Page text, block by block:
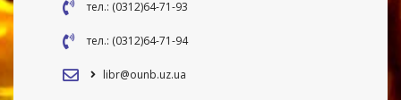
тел.: (0312)64-71-93
тел.: (0312)64-71-94
libr@ounb.uz.ua